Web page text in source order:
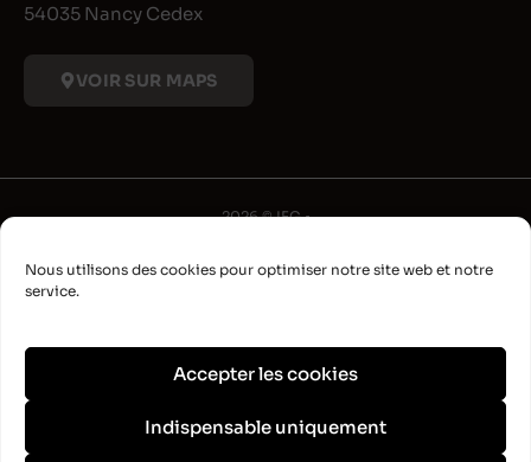
Nous utilisons des cookies pour optimiser notre site web et notre
service.
Accepter les cookies
Indispensable uniquement
54035 Nancy Cedex
VOIR SUR MAPS
2026 © IFG •
•
•
Plan du site